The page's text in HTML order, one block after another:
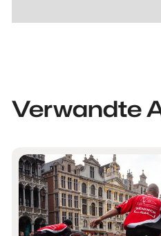
Verwandte